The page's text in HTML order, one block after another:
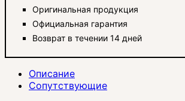
Оригинальная продукция
Официальная гарантия
Возврат в течении 14 дней
Описание
Сопутствующие